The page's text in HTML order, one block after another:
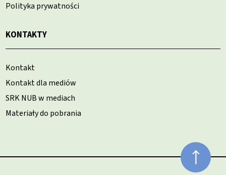
Polityka prywatności
KONTAKTY
Kontakt
Kontakt dla mediów
SRK NUB w mediach
Materiały do pobrania